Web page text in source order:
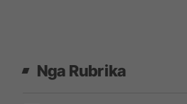
Nga Rubrika